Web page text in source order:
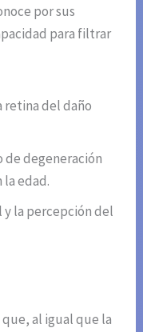
por sus
para filtrar
retina del daño
de degeneración
la edad.
y la percepción del
al igual que la